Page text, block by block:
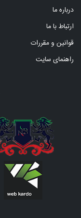
درباره ما
ارتباط با ما
قوانین و مقررات
راهنمای سایت